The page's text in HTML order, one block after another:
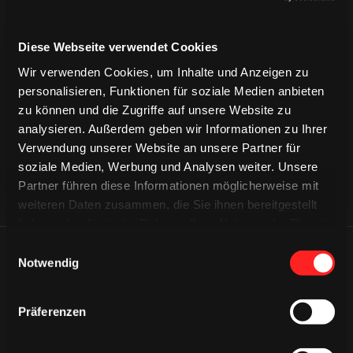
Diese Webseite verwendet Cookies
Wir verwenden Cookies, um Inhalte und Anzeigen zu
personalisieren, Funktionen für soziale Medien anbieten
zu können und die Zugriffe auf unsere Website zu
analysieren. Außerdem geben wir Informationen zu Ihrer
Verwendung unserer Website an unsere Partner für
soziale Medien, Werbung und Analysen weiter. Unsere
Partner führen diese Informationen möglicherweise mit
weiteren Daten zusammen, die Sie ihnen bereitgestellt
Notwendig
Präferenzen
CAPS & CO
CAPS & CO
CAPS & CO
ÄHNLICHE NEWS